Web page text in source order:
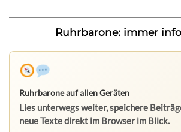
Ruhrbarone: immer
Ruhrbarone auf allen Geräten
Lies unterwegs weiter, speichere
neue Texte direkt im Browser im Blick.